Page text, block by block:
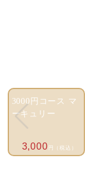
3000円コース マ
ーキュリー
3,000 円（税込）